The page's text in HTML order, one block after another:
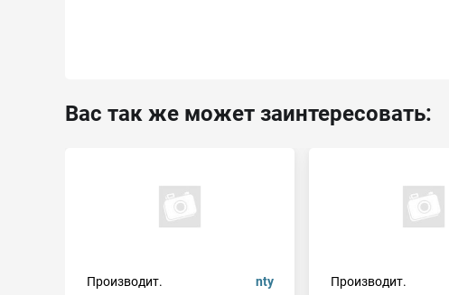
Вас так же может заинтересовать:
Производит.
nty
Производит.